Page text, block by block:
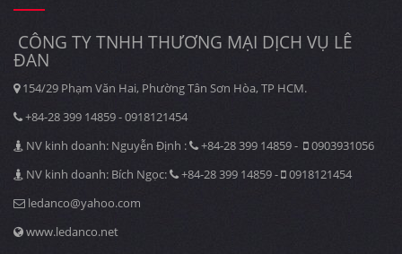
CÔNG TY TNHH THƯƠNG MẠI DỊCH VỤ LÊ
ĐAN
154/29 Phạm Văn Hai, Phường Tân Sơn Hòa, TP HCM.
+84-28 399 14859 - 0918121454
NV kinh doanh: Nguyễn Định :
+84-28 399 14859 -
0903931056
NV kinh doanh: Bích Ngọc:
+84-28 399 14859 -
0918121454
ledanco@yahoo.com
www.ledanco.net